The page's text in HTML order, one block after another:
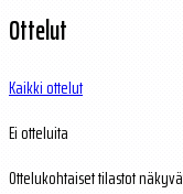
Ottelut
Kaikki ottelut
Ei otteluita
Ottelukohtaiset tilastot